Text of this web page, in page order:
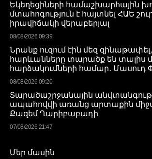
Եկեղեցիների համաշխարհային
մտահոգություն է հայտնել ՀԱԵ
իրավիճակի վերաբերյալ
08/08/2026 09:39
Նրանք ուզում էին մեզ
հարևանները տարածք են տալիս
հարձակումների համար․ Մասուդ
08/08/2026 09:20
Տարածաշրջանային
ապահովվի առանց արտաքին
Քազեմ Ղարիբաբադի
07/08/2026 21:47
Մեր մասին